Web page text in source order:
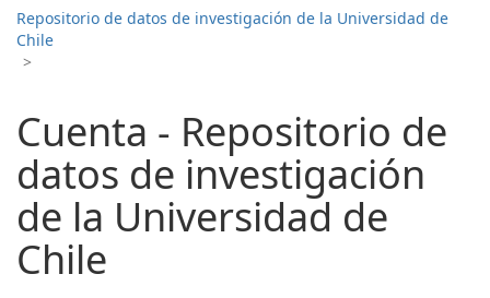
Repositorio de datos de investigación de la Universidad de
Chile
>
Cuenta - Repositorio de
datos de investigación
de la Universidad de
Chile